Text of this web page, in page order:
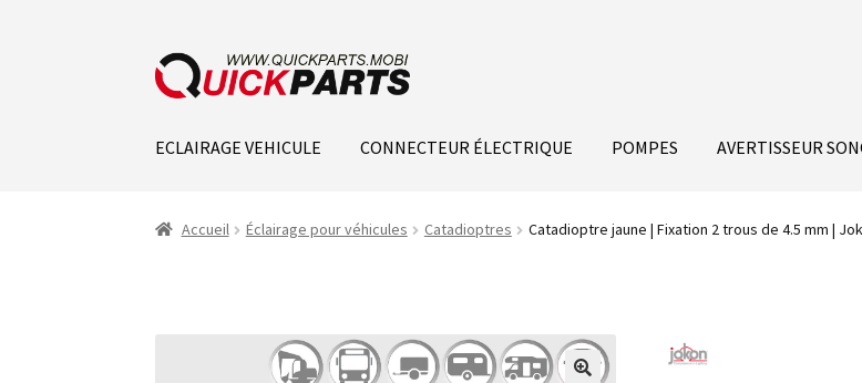
ECLAIRAGE VEHICULE CONNECTEUR ÉLECTRIQUE POMPES AVERTISSEUR
Accueil Éclairage pour véhicules Catadioptres Catadioptre jaune | Fixation 2 trous de 4.5 mm |